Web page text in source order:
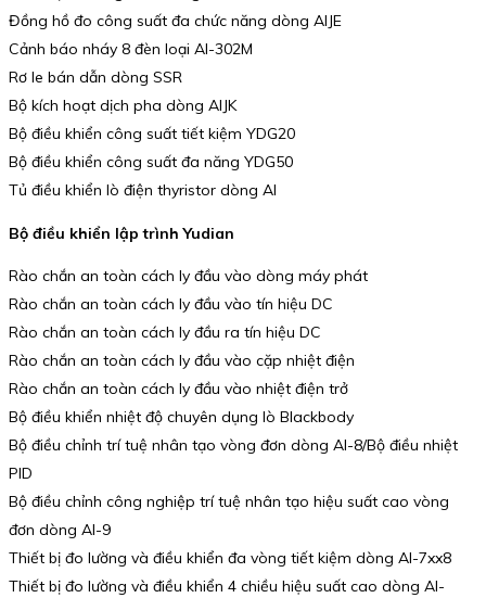
Đồng hồ đo công suất đa chức năng dòng AIJE
Cảnh báo nháy 8 đèn loại AI-302M
Rơ le bán dẫn dòng SSR
Bộ kích hoạt dịch pha dòng AIJK
Bộ điều khiển công suất tiết kiệm YDG20
Bộ điều khiển công suất đa năng YDG50
Tủ điều khiển lò điện thyristor dòng AI
Bộ điều khiển lập trình Yudian
Rào chắn an toàn cách ly đầu vào dòng máy phát
Rào chắn an toàn cách ly đầu vào tín hiệu DC
Rào chắn an toàn cách ly đầu ra tín hiệu DC
Rào chắn an toàn cách ly đầu vào cặp nhiệt điện
Rào chắn an toàn cách ly đầu vào nhiệt điện trở
Bộ điều khiển nhiệt độ chuyên dụng lò Blackbody
Bộ điều chỉnh trí tuệ nhân tạo vòng đơn dòng AI-8/Bộ điều nhiệt
PID
Bộ điều chỉnh công nghiệp trí tuệ nhân tạo hiệu suất cao vòng
đơn dòng AI-9
Thiết bị đo lường và điều khiển đa vòng tiết kiệm dòng AI-7xx8
Thiết bị đo lường và điều khiển 4 chiều hiệu suất cao dòng AI-